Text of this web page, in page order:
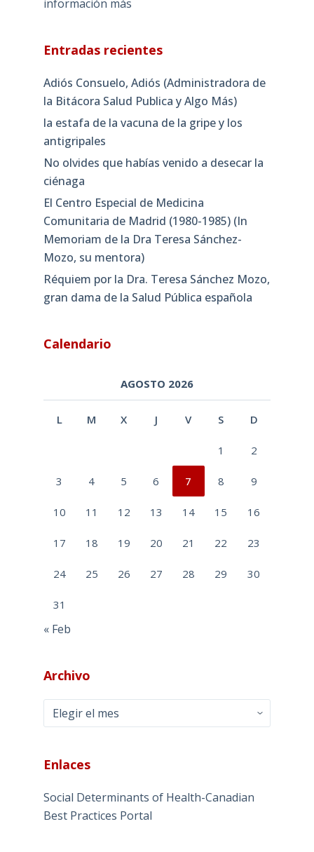
información más
Entradas recientes
Adiós Consuelo, Adiós (Administradora de
la Bitácora Salud Publica y Algo Más)
la estafa de la vacuna de la gripe y los
antigripales
No olvides que habías venido a desecar la
ciénaga
El Centro Especial de Medicina
Comunitaria de Madrid (1980-1985) (In
Memoriam de la Dra Teresa Sánchez-
Mozo, su mentora)
Réquiem por la Dra. Teresa Sánchez Mozo,
gran dama de la Salud Pública española
Calendario
AGOSTO 2026
L M X J V S D
1 2
3 4 5 6 7 8 9
10 11 12 13 14 15 16
17 18 19 20 21 22 23
24 25 26 27 28 29 30
31
« Feb
Archivo
Archivo
Enlaces
Social Determinants of Health-Canadian
Best Practices Portal